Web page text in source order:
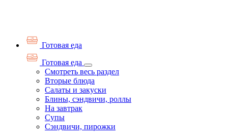
Готовая еда
Готовая еда
Смотреть весь раздел
Вторые блюда
Салаты и закуски
Блины, сэндвичи, роллы
На завтрак
Супы
Сэндвичи, пирожки